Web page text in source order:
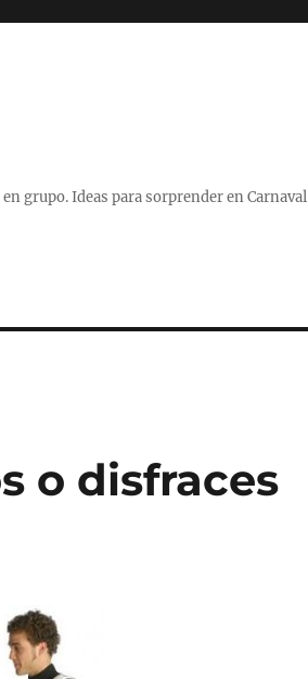
grupo. Ideas para sorprender en Carnaval
o disfraces